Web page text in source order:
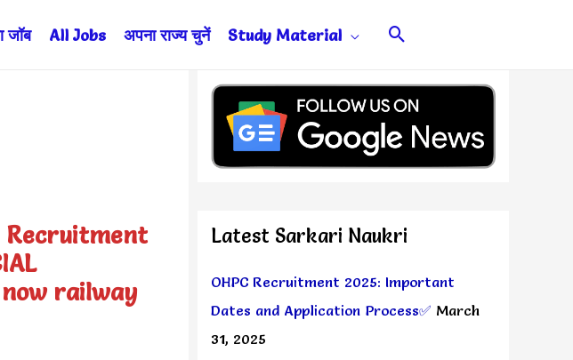
जॉब All Jobs अपना राज्य चुनें Study Material Search
railway
Latest Sarkari Naukri
OHPC Recruitment 2025: Important
Dates and Application Process✅ March
31, 2025